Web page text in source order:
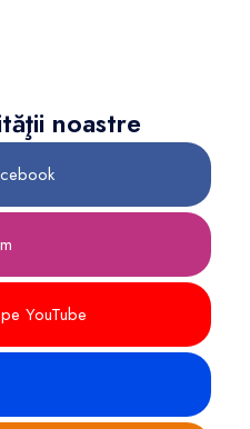
noastre
YouTube